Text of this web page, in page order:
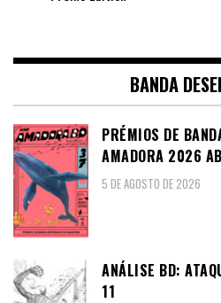
BANDA
PRÉMIOS DE
AMADORA 2026
5 DE AGOSTO DE 2026
ANÁLISE BD:
11